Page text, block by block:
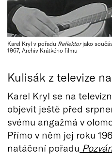
Karel Kryl v pořadu Reflektorjako
1967, Archiv Krátkého filmu
Kulisák z televize
Karel Kryl se na
objevit ještě před
svému angažmá v
Přímo v něm jej roku
natáčení pořadu